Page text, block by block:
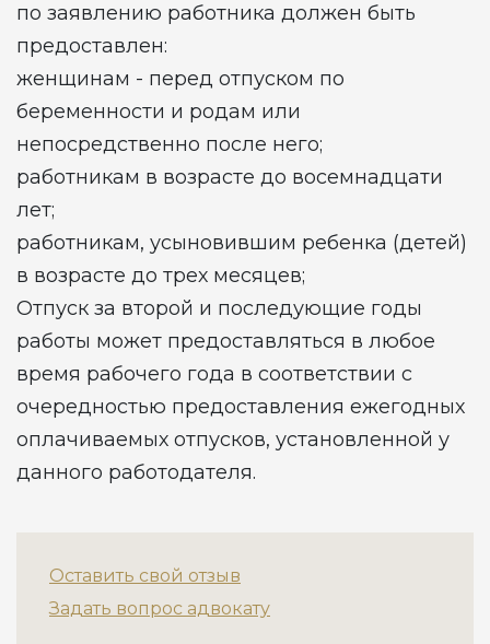
по заявлению работника должен быть
предоставлен:
женщинам - перед отпуском по
беременности и родам или
непосредственно после него;
работникам в возрасте до восемнадцати
лет;
работникам, усыновившим ребенка (детей)
в возрасте до трех месяцев;
Отпуск за второй и последующие годы
работы может предоставляться в любое
время рабочего года в соответствии с
очередностью предоставления ежегодных
оплачиваемых отпусков, установленной у
данного работодателя.
Оставить свой отзыв
Задать вопрос адвокату